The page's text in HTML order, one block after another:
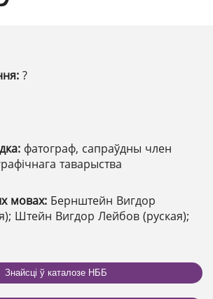
?
фатограф, сапраўдны член
таварыства
мовах: Бернштейн Вигдор
Штейн Вигдор Лейбов (руская);
Знайсці ў каталозе НББ